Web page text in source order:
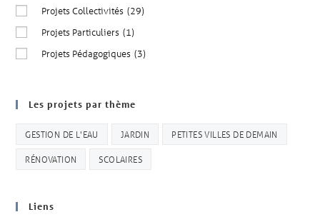
Projets Collectivités (29)
Projets Particuliers (1)
Projets Pédagogiques (3)
Les projets par thème
GESTION DE L'EAU JARDIN PETITES VILLES DE DEMAIN
RÉNOVATION SCOLAIRES
Liens